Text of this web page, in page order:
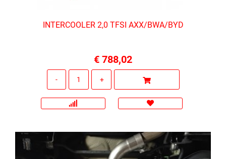
INTERCOOLER 2,0 TFSI AXX/BWA/BYD
€ 788,02